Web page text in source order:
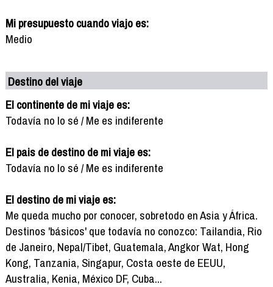
Mi presupuesto cuando viajo es:
Medio
Destino del viaje
El continente de mi viaje es:
Todavía no lo sé / Me es indiferente
El pais de destino de mi viaje es:
Todavía no lo sé / Me es indiferente
El destino de mi viaje es:
Me queda mucho por conocer, sobretodo en Asia y África.
Destinos 'básicos' que todavía no conozco: Tailandia, Rio
de Janeiro, Nepal/Tibet, Guatemala, Angkor Wat, Hong
Kong, Tanzania, Singapur, Costa oeste de EEUU,
Australia, Kenia, México DF, Cuba...